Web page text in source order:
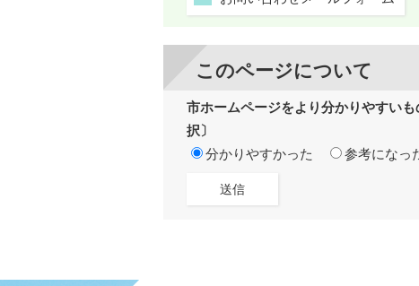
このページについて
市ホームページをより分かりやすい
択〕
分かりやすかった
参考になっ